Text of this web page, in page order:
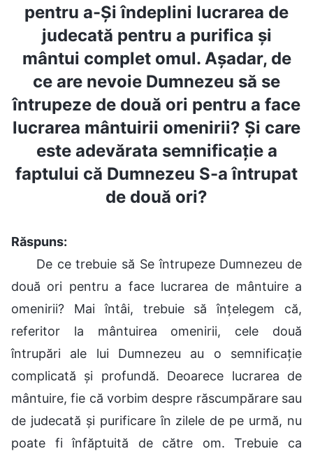
pentru a-Și îndeplini lucrarea de
judecată pentru a purifica și
mântui complet omul. Așadar, de
ce are nevoie Dumnezeu să se
întrupeze de două ori pentru a face
lucrarea mântuirii omenirii? Și care
este adevărata semnificație a
faptului că Dumnezeu S-a întrupat
de două ori?
Răspuns:
De ce trebuie să Se întrupeze Dumnezeu de
două ori pentru a face lucrarea de mântuire a
omenirii? Mai întâi, trebuie să înțelegem că,
referitor la mântuirea omenirii, cele două
întrupări ale lui Dumnezeu au o semnificație
complicată și profundă. Deoarece lucrarea de
mântuire, fie că vorbim despre răscumpărare sau
de judecată și purificare în zilele de pe urmă, nu
poate fi înfăptuită de către om. Trebuie ca